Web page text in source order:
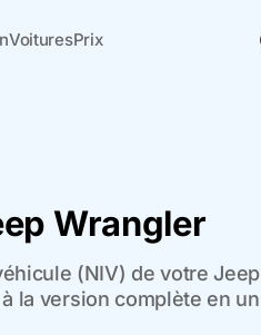
VoituresPrix
Wrangler
(NIV) de votre Jeep
la version complète en un